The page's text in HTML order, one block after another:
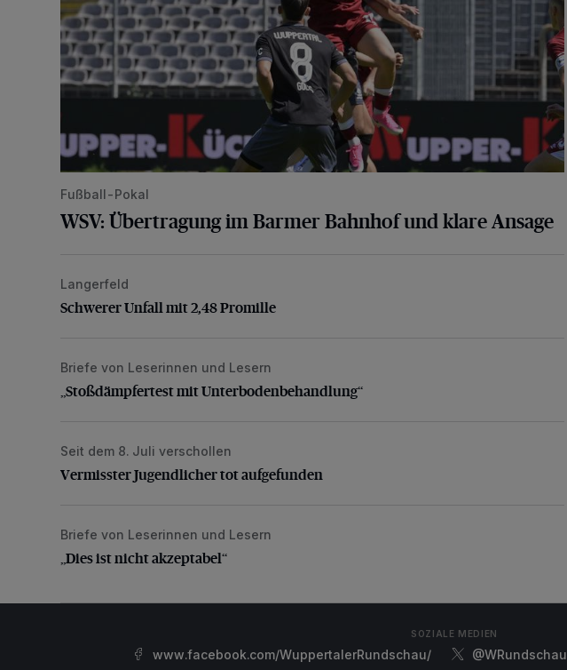
Fußball-Pokal
WSV: Übertragung im Barmer Bahnhof und klare Ansage
Schwerer Unfall mit 2,48 Promille
Langerfeld
Schwerer Unfall mit 2,48 Promille
„Stoßdämpfertest mit Unterbodenbehandlung“
Briefe von Leserinnen und Lesern
„Stoßdämpfertest mit Unterbodenbehandlung“
Vermisster Jugendlicher tot aufgefunden
Seit dem 8. Juli verschollen
Vermisster Jugendlicher tot aufgefunden
„Dies ist nicht akzeptabel“
Briefe von Leserinnen und Lesern
„Dies ist nicht akzeptabel“
SOZIALE MEDIEN
www.facebook.com/WuppertalerRundschau/ @WRundschau